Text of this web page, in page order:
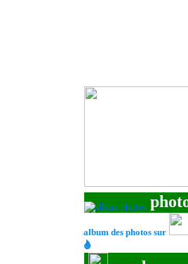
album des photos sur